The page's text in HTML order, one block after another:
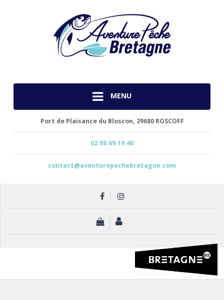
MENU
Port de Plaisance du Bloscon, 29680 ROSCOFF
02.98.69.19.40
contact@aventurepechebretagne.com